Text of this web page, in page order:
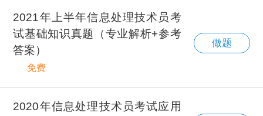
2021年上半年信息处理技术员考
试基础知识真题（专业解析+参考
答案）
免费
做题
2020年信息处理技术员考试应用